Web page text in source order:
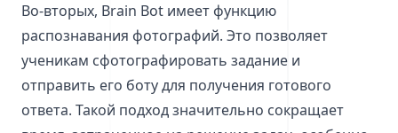
Во-вторых, Brain Bot имеет функцию
распознавания фотографий. Это позволяет
ученикам сфотографировать задание и
отправить его боту для получения готового
ответа. Такой подход значительно сокращает